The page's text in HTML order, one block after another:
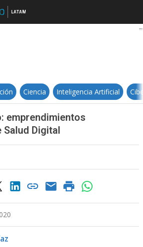
#TopDeImpacto:
Ciencia Inteligencia Artificial
emprendimientos
Digital